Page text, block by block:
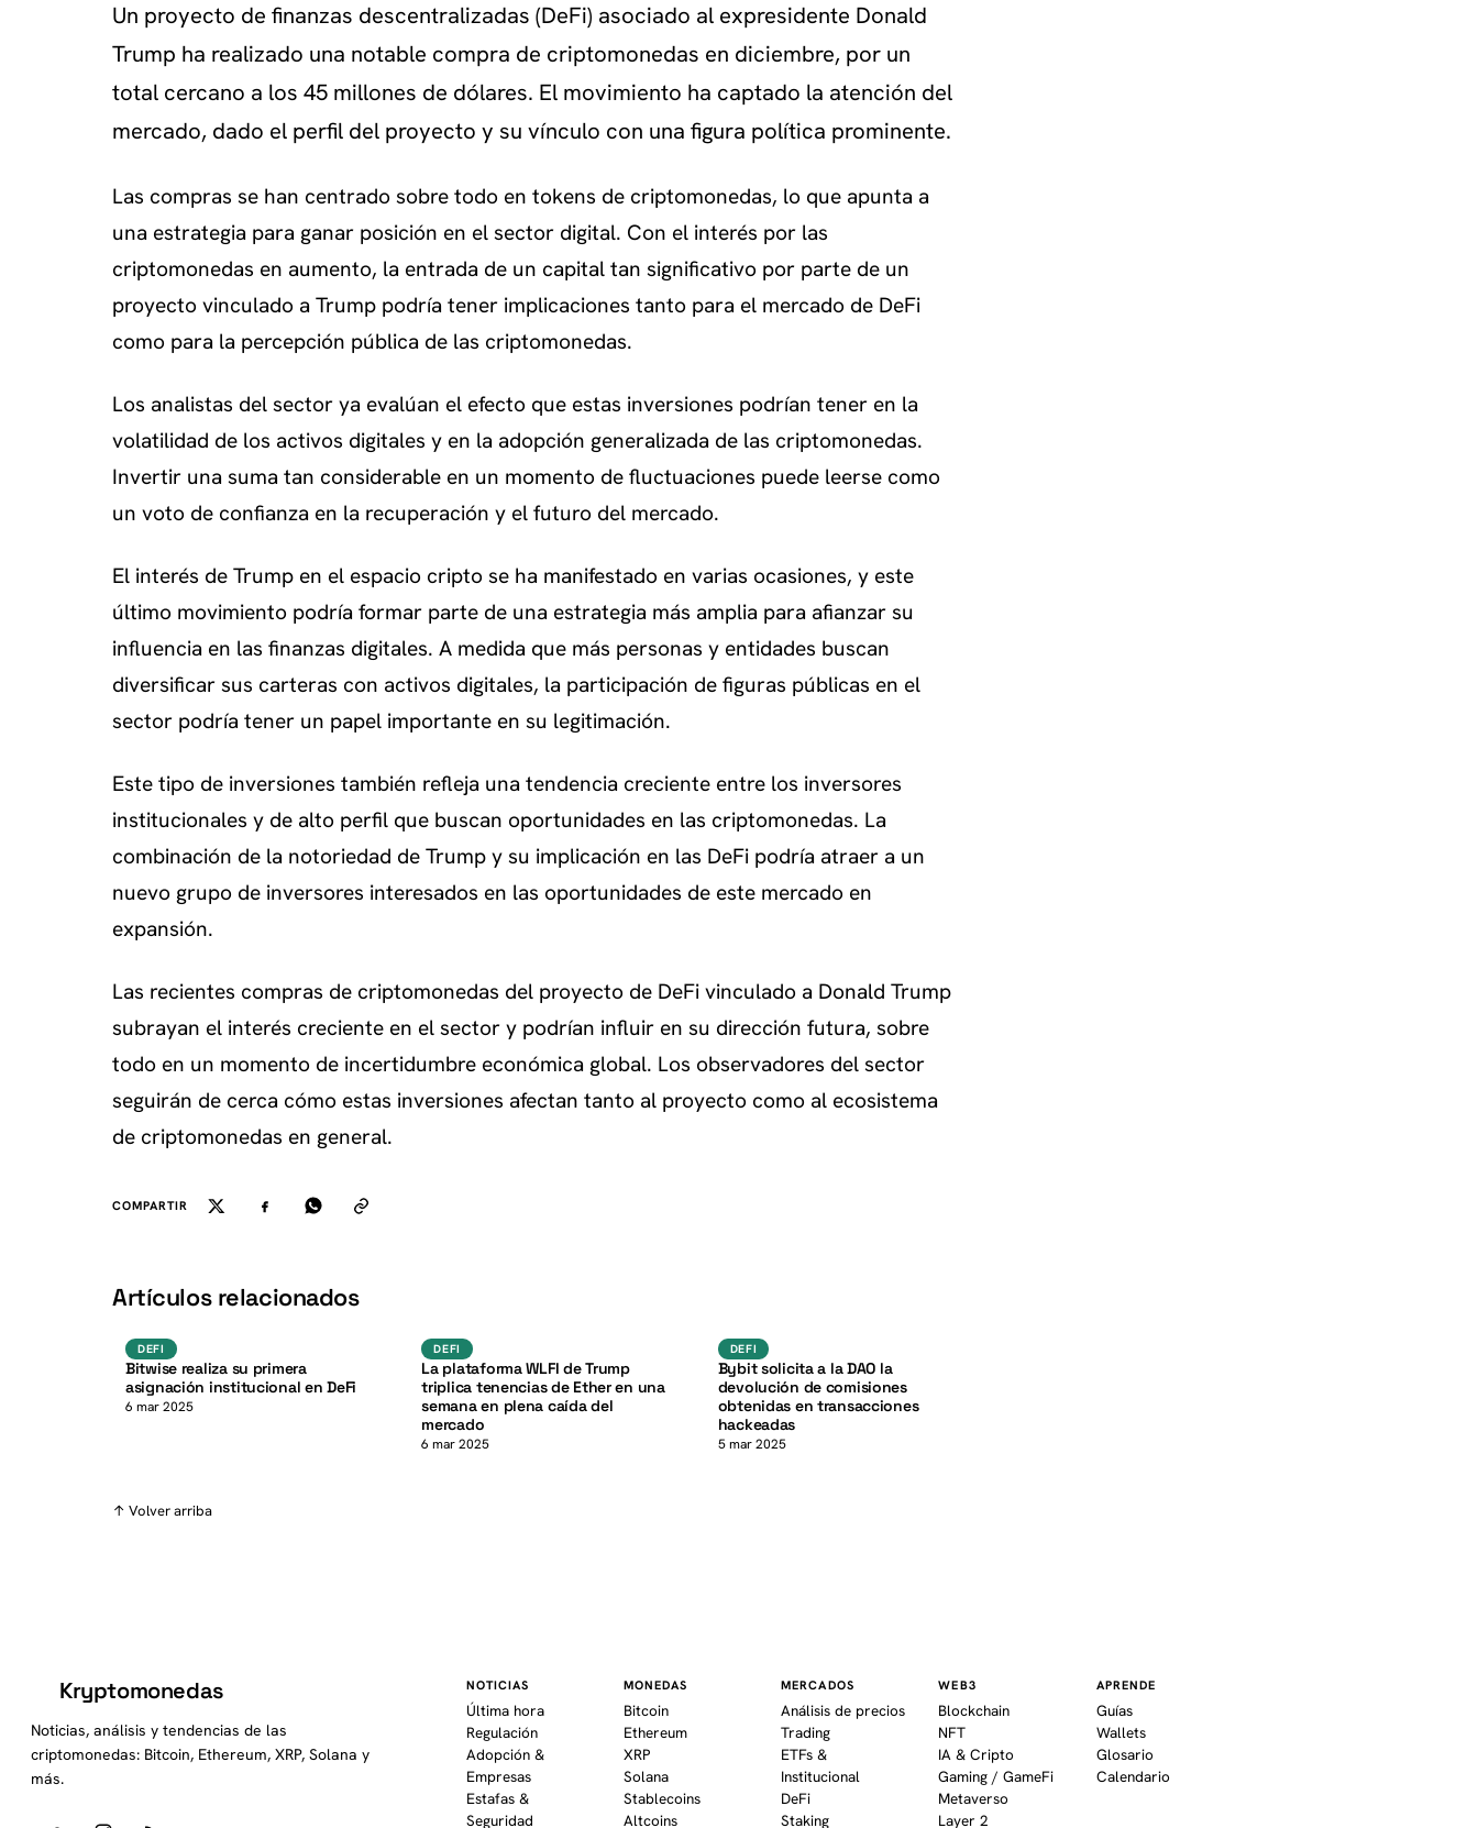
Un proyecto de finanzas descentralizadas (DeFi) asociado al expresidente Donald
Trump ha realizado una notable compra de criptomonedas en diciembre, por un
total cercano a los 45 millones de dólares. El movimiento ha captado la atención del
mercado, dado el perfil del proyecto y su vínculo con una figura política prominente.
Las compras se han centrado sobre todo en tokens de criptomonedas, lo que apunta a
una estrategia para ganar posición en el sector digital. Con el interés por las
criptomonedas en aumento, la entrada de un capital tan significativo por parte de un
proyecto vinculado a Trump podría tener implicaciones tanto para el mercado de DeFi
como para la percepción pública de las criptomonedas.
Los analistas del sector ya evalúan el efecto que estas inversiones podrían tener en la
volatilidad de los activos digitales y en la adopción generalizada de las criptomonedas.
Invertir una suma tan considerable en un momento de fluctuaciones puede leerse como
un voto de confianza en la recuperación y el futuro del mercado.
El interés de Trump en el espacio cripto se ha manifestado en varias ocasiones, y este
último movimiento podría formar parte de una estrategia más amplia para afianzar su
influencia en las finanzas digitales. A medida que más personas y entidades buscan
diversificar sus carteras con activos digitales, la participación de figuras públicas en el
sector podría tener un papel importante en su legitimación.
Este tipo de inversiones también refleja una tendencia creciente entre los inversores
institucionales y de alto perfil que buscan oportunidades en las criptomonedas. La
combinación de la notoriedad de Trump y su implicación en las DeFi podría atraer a un
nuevo grupo de inversores interesados en las oportunidades de este mercado en
expansión.
Las recientes compras de criptomonedas del proyecto de DeFi vinculado a Donald Trump
subrayan el interés creciente en el sector y podrían influir en su dirección futura, sobre
todo en un momento de incertidumbre económica global. Los observadores del sector
seguirán de cerca cómo estas inversiones afectan tanto al proyecto como al ecosistema
de criptomonedas en general.
COMPARTIR
Artículos relacionados
DEFI K
DEFI
Bitwise realiza su primera
asignación institucional en DeFi
6 mar 2025 K
DEFI
La plataforma WLFI de Trump
triplica tenencias de Ether en una
semana en plena caída del
mercado
6 mar 2025
DEFI
Bybit solicita a la DAO la
devolución de comisiones
obtenidas en transacciones
hackeadas
5 mar 2025
↑ Volver arriba
Kryptomonedas
Noticias, análisis y tendencias de las
criptomonedas: Bitcoin, Ethereum, XRP, Solana y
más.
NOTICIAS
Última hora
Regulación
Adopción &
Empresas
Estafas &
Seguridad
MONEDAS
Bitcoin
Ethereum
XRP
Solana
Stablecoins
Altcoins
MERCADOS
Análisis de precios
Trading
ETFs &
Institucional
DeFi
Staking
WEB3
Blockchain
NFT
IA & Cripto
Gaming / GameFi
Metaverso
Layer 2
APRENDE
Guías
Wallets
Glosario
Calendario